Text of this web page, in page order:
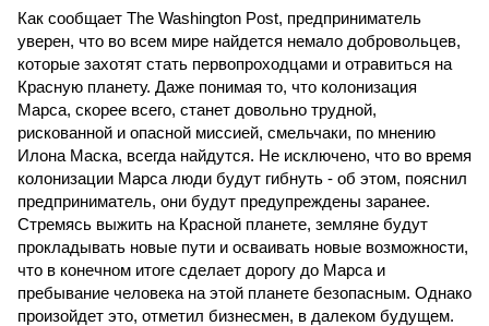
Как сообщает The Washington Post, предприниматель
уверен, что во всем мире найдется немало добровольцев,
которые захотят стать первопроходцами и отравиться на
Красную планету. Даже понимая то, что колонизация
Марса, скорее всего, станет довольно трудной,
рискованной и опасной миссией, смельчаки, по мнению
Илона Маска, всегда найдутся. Не исключено, что во время
колонизации Марса люди будут гибнуть - об этом, пояснил
предприниматель, они будут предупреждены заранее.
Стремясь выжить на Красной планете, земляне будут
прокладывать новые пути и осваивать новые возможности,
что в конечном итоге сделает дорогу до Марса и
пребывание человека на этой планете безопасным. Однако
произойдет это, отметил бизнесмен, в далеком будущем.